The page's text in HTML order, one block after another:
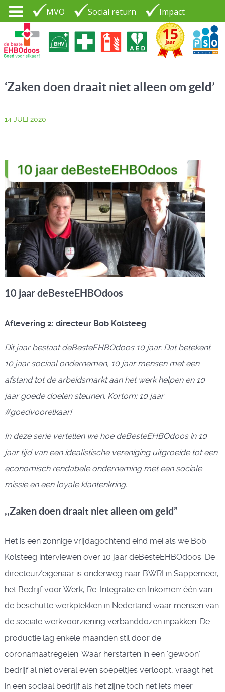
MVO Social return Impact
PSO30+
Tel. 035 - 7370265
LOGIN |
‘Zaken doen draait niet alleen om geld’
14 JULI 2020
10 jaar deBesteEHBOdoos
Aflevering 2: directeur Bob Kolsteeg
Dit jaar bestaat deBesteEHBOdoos 10 jaar. Dat betekent
10 jaar sociaal ondernemen, 10 jaar mensen met een
afstand tot de arbeidsmarkt aan het werk helpen en 10
jaar goede doelen steunen. Kortom: 10 jaar
#goedvoorelkaar!
In deze serie vertellen we hoe deBesteEHBOdoos in 10
jaar tijd van een idealistische vereniging uitgroeide tot een
economisch rendabele onderneming met een sociale
missie en een loyale klantenkring.
,,Zaken doen draait niet alleen om geld”
Het is een zonnige vrijdagochtend eind mei als we Bob
Kolsteeg interviewen over 10 jaar deBesteEHBOdoos. De
directeur/eigenaar is onderweg naar BWRI in Sappemeer,
het Bedrijf voor Werk, Re-Integratie en Inkomen: één van
de beschutte werkplekken in Nederland waar mensen van
de sociale werkvoorziening verbanddozen inpakken. De
productie lag enkele maanden stil door de
coronamaatregelen. Waar herstarten in een ‘gewoon’
bedrijf al niet overal even soepeltjes verloopt, vraagt het
in een sociaal bedrijf als het zijne toch net iets meer